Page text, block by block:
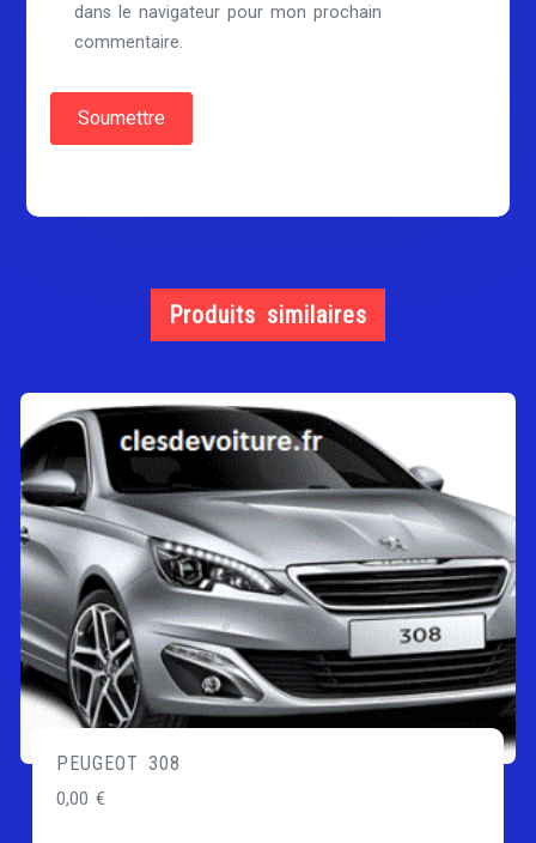
dans le navigateur pour mon prochain
commentaire.
Produits similaires
PEUGEOT 308
0,00€